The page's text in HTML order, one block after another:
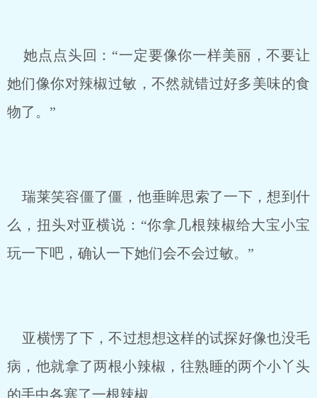
她点点头回：“一定要像你一样美丽，不要让
她们像你对辣椒过敏，不然就错过好多美味的食
物了。”
瑞莱笑容僵了僵，他垂眸思索了一下，想到什
么，扭头对亚横说：“你拿几根辣椒给大宝小宝
玩一下吧，确认一下她们会不会过敏。”
亚横愣了下，不过想想这样的试探好像也没毛
病，他就拿了两根小辣椒，往熟睡的两个小丫头
的手中各塞了一根辣椒。